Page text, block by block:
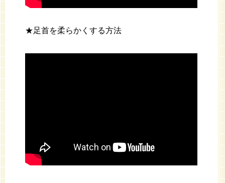
★足首を柔らかくする方法